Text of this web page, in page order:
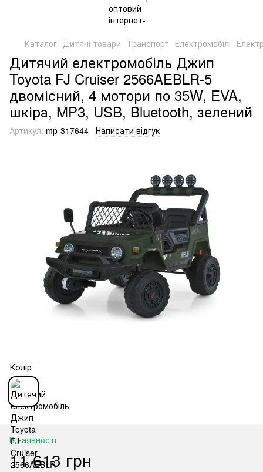
Каталог Дитячі товари Транспорт Електромобілі
Дитячий електромобіль Джип
Toyota FJ Cruiser 2566AEBLR-5
двомісний, 4 мотори по 35W, EVA,
шкіра, MP3, USB, Bluetooth, зелений
Артикул: mp-317644 Написати відгук
Колір
В наявності
11 613 грн